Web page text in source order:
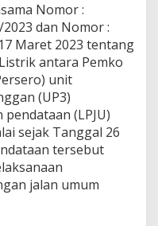
Nomor :
2023 dan Nomor :
Maret 2023 tentang
antara Pemko
unit
(UP3)
(LPJU)
sejak Tanggal 26
tersebut
jalan umum